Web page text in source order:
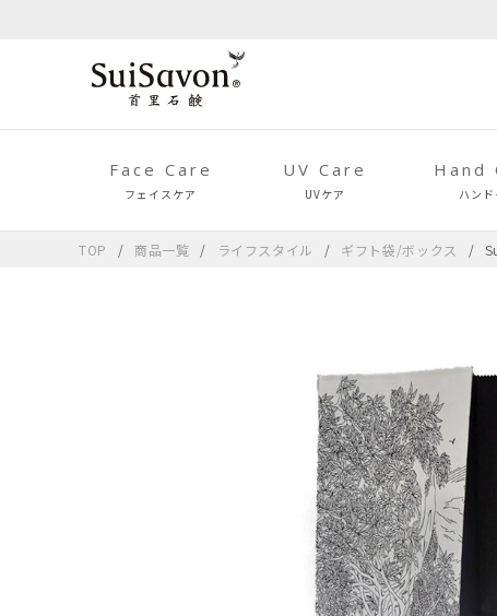
Face Care
フェイスケア
UV Care
UVケア
Hand
ハンド
TOP 商品一覧 ライフスタイル ギフト袋/ボックス